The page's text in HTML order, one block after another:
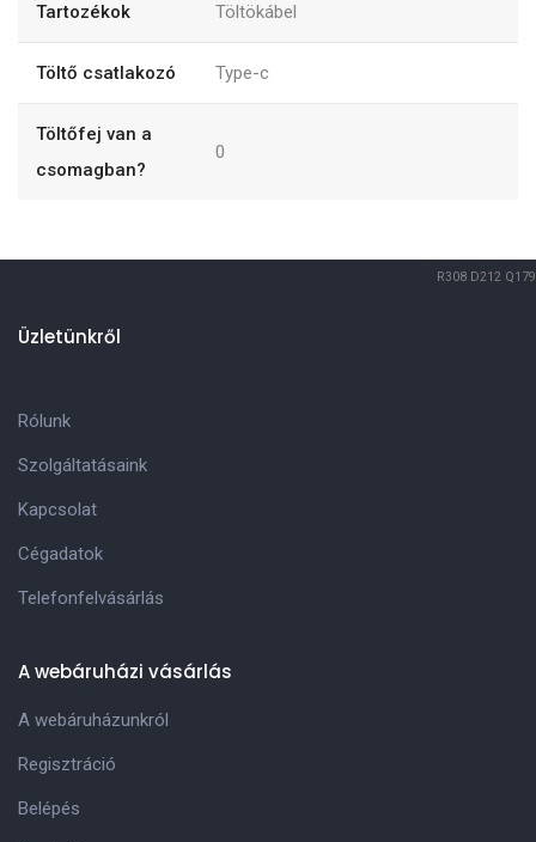
Tartozékok Töltökábel
Töltő csatlakozó Type-c
Töltőfej van a
csomagban?
0
R308 D212 Q179
Üzletünkről
Rólunk
Szolgáltatásaink
Kapcsolat
Cégadatok
Telefonfelvásárlás
A webáruházi vásárlás
A webáruházunkról
Regisztráció
Belépés